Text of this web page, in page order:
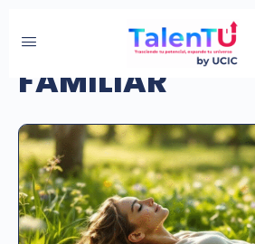
Etiqueta de
FAMILIAR